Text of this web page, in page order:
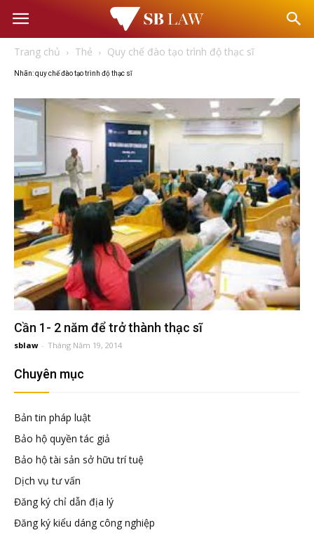
Văn
Luật
vấn
đầu
Đại
diện
Trang chủ Thẻ Quy chế đào tạo trình độ thạc sĩ
Nhãn: quy chế đào tạo trình độ thạc sĩ
Cần 1- 2 năm để trở thành thạc sĩ
sblaw - Tháng Năm 19, 2014
Chuyên mục
Bản tin pháp luật
Bảo hộ quyền tác giả
Bảo hộ tài sản sở hữu trí tuệ
Dịch vụ tư vấn
Đăng ký chỉ dẫn địa lý
Đăng ký kiểu dáng công nghiệp